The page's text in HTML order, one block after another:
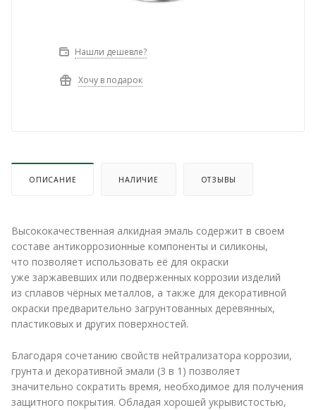
Нашли дешевле?
Хочу в подарок
ОПИСАНИЕ НАЛИЧИЕ ОТЗЫВЫ
Высококачественная алкидная эмаль содержит в своем
составе антикоррозионные компоненты и силиконы,
что позволяет использовать её для окраски
уже заржавевших или подверженных коррозии изделий
из сплавов чёрных металлов, а также для декоративной
окраски предварительно загрунтованных деревянных,
пластиковых и других поверхностей.
Благодаря сочетанию свойств нейтрализатора коррозии,
грунта и декоративной эмали (3 в 1) позволяет
значительно сократить время, необходимое для получения
защитного покрытия. Обладая хорошей укрывистостью,